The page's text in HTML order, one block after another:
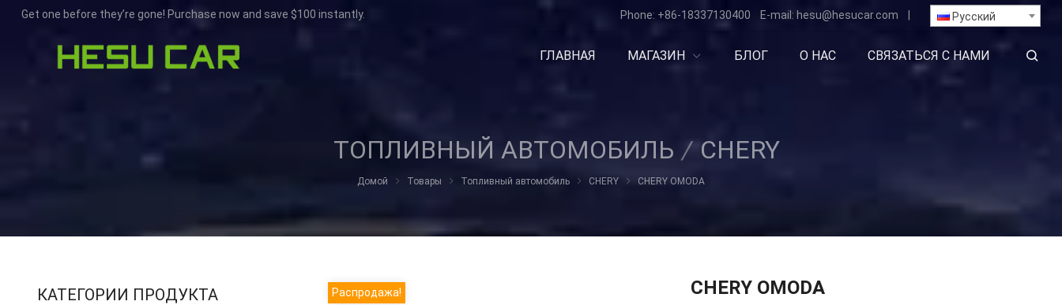
Get one before they’re gone! Purchase now and save $100 instantly. Phone: +86-18337130400 E-mail: hesu@hesucar.com Русский
ГЛАВНАЯ МАГАЗИН БЛОГ О НАС СВЯЗАТЬСЯ С НАМИ
ТОПЛИВНЫЙ АВТОМОБИЛЬ / CHERY
Домой Товары Топливный автомобиль CHERY CHERY OMODA
Распродажа! CHERY OMODA
КАТЕГОРИИ ПРОДУКТА